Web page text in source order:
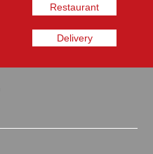
Restaurant
Delivery